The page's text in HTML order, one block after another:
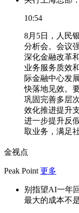
10:54
8月5日，人民
分析会。会议
深化金融改革
业务服务质效
际金融中心发
快落地见效。
巩固完善多层
效化推进提升
进一步提升反
取业务，满足
金视点
Peak Point 更多
别指望AI一年
最大的成本不